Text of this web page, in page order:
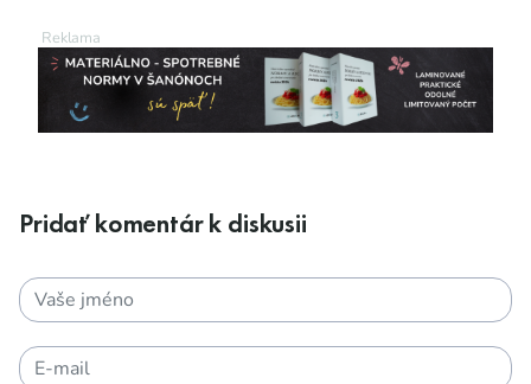
Pridať komentár k diskusii